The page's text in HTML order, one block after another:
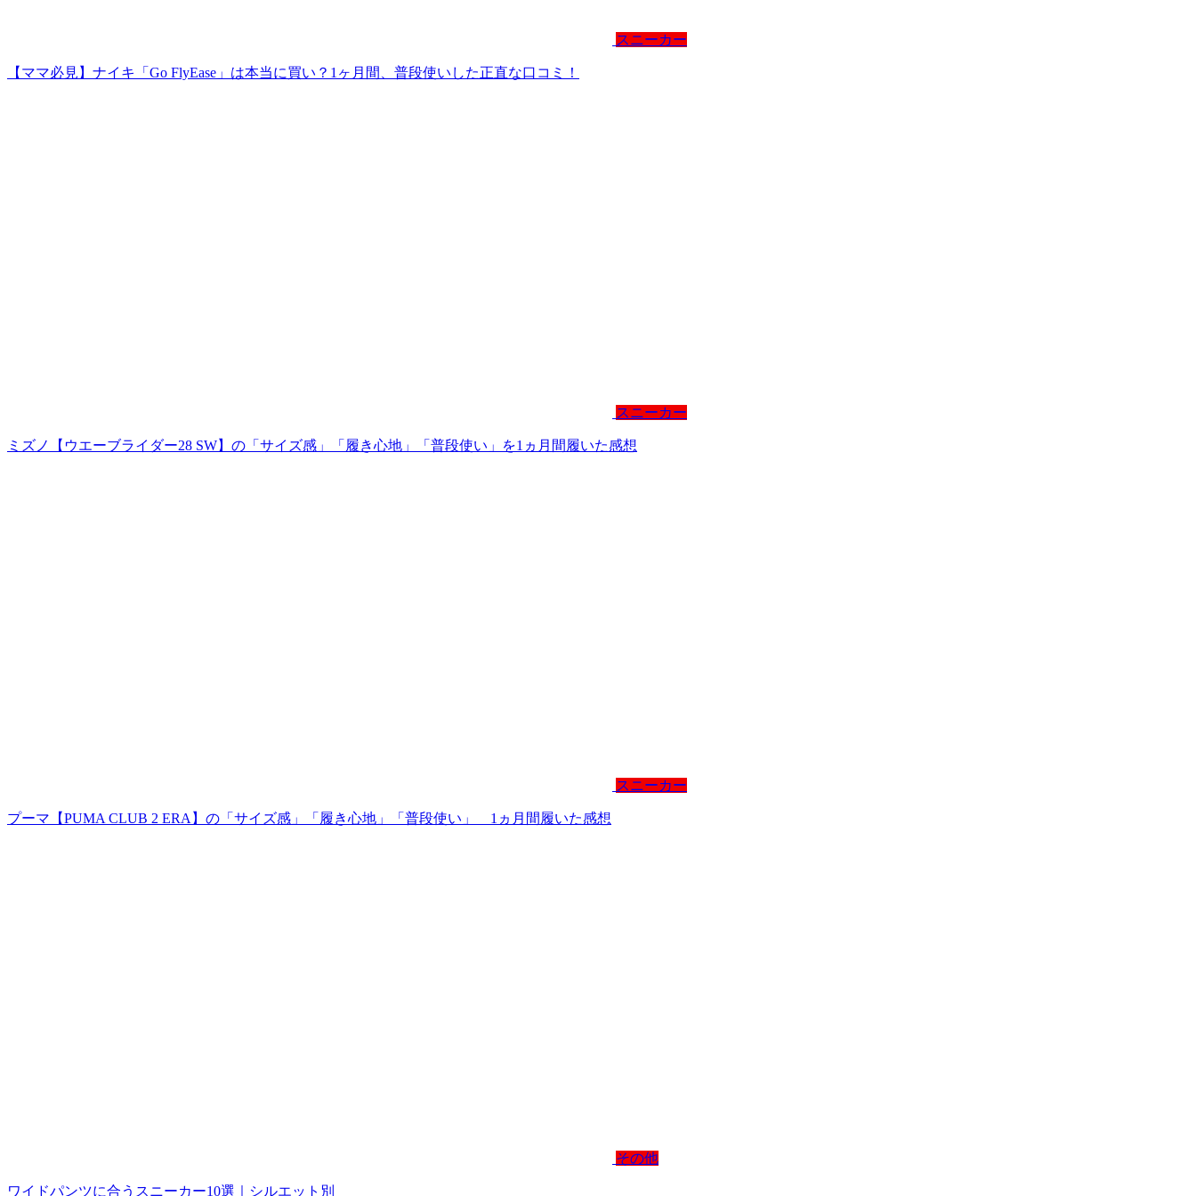
スニーカー
【ママ必見】ナイキ「Go FlyEase」は本当に買い？1ヶ月間、普段使いした正直な口コミ！
スニーカー
ミズノ【ウエーブライダー28 SW】の「サイズ感」「履き心地」「普段使い」を1ヵ月間履いた感想
スニーカー
プーマ【PUMA CLUB 2 ERA】の「サイズ感」「履き心地」「普段使い」 1ヵ月間履いた感想
その他
ワイドパンツに合うスニーカー10選｜シルエット別